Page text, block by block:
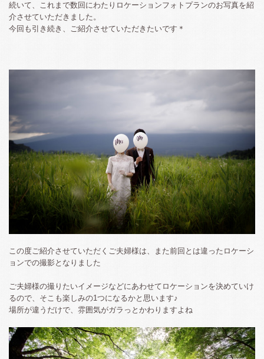
続いて、これまで数回にわたりロケーションフォトプランのお写真を紹
介させていただきました。
今回も引き続き、ご紹介させていただきたいです＊
この度ご紹介させていただくご夫婦様は、また前回とは違ったロケーシ
ョンでの撮影となりました
ご夫婦様の撮りたいイメージなどにあわせてロケーションを決めていけ
るので、そこも楽しみの1つになるかと思います♪
場所が違うだけで、雰囲気がガラっとかわりますよね